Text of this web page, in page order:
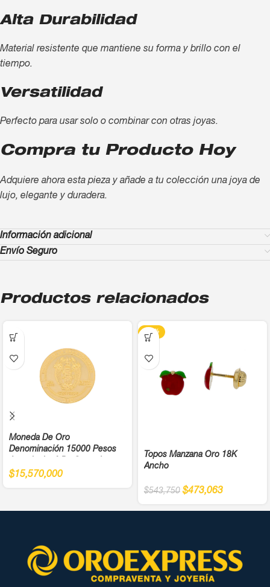
Alta Durabilidad
Material resistente que mantiene su forma y brillo con el
tiempo.
Versatilidad
Perfecto para usar solo o combinar con otras joyas.
Compra tu Producto Hoy
Adquiere ahora esta pieza y añade a tu colección una joya de
lujo, elegante y duradera.
Información adicional
Envío Seguro
Productos relacionados
Moneda De Oro
Denominación 15000 Pesos
900
$15,570,000
-13%
Topos Manzana Oro 18K
Ancho
$543,750 $473,063